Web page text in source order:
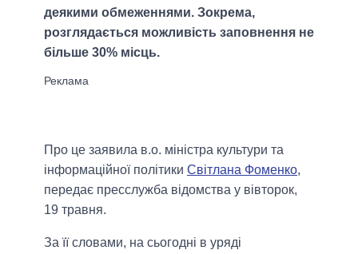
деякими обмеженнями. Зокрема,
розглядається можливість заповнення не
більше 30% місць.
Про це заявила в.о. міністра культури та
інформаційної політики Світлана Фоменко,
передає пресслужба відомства у вівторок,
19 травня.
За її словами, на сьогодні в уряді